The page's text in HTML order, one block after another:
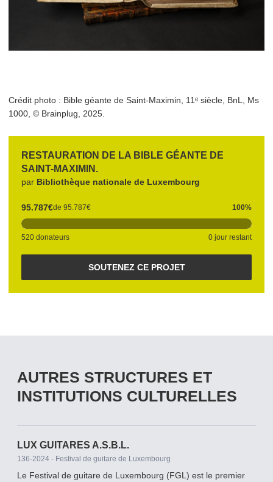
Crédit photo : Bible géante de Saint-Maximin, 11ᵉ siècle, BnL, Ms
1000, © Brainplug, 2025.
RESTAU­RA­TION DE LA BIBLE GÉANTE DE
SAINT-MAXIMIN.
par Bib­lio­thèque nationale de Luxembourg
95.787€de 95.787€ 100%
520 donateurs 0 jour restant
SOUTENEZ CE PROJET
AUTRES STRUCTURES ET
INSTITUTIONS CULTURELLES
LUX GUITARES A.S.B.L.
136-2024 - Festival de guitare de Luxembourg
Le Festival de guitare de Luxembourg (FGL) est le premier